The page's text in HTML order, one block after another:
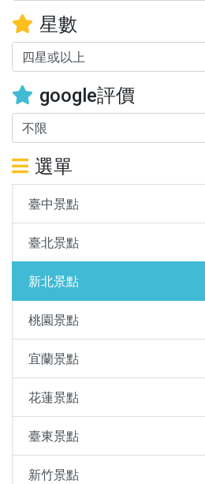
星數
google評價
選單
臺中景點
臺北景點
新北景點
桃園景點
宜蘭景點
花蓮景點
臺東景點
新竹景點